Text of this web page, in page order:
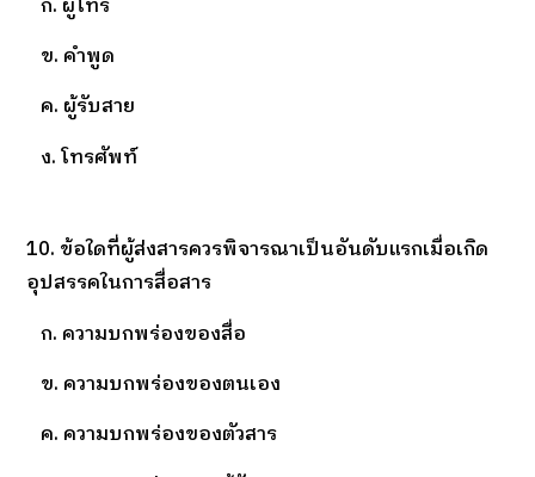
ข. คำพูด
ค. ผู้รับสาย
ง. โทรศัพท์
10. ข้อใดที่ผู้ส่งสารควรพิจารณาเป็นอันดับแรกเมื่อเกิด
อุปสรรคในการสื่อสาร
ก. ความบกพร่องของสื่อ
ข. ความบกพร่องของตนเอง
ค. ความบกพร่องของตัวสาร